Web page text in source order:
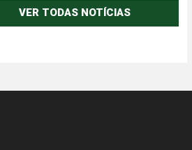
VER TODAS NOTÍCIAS